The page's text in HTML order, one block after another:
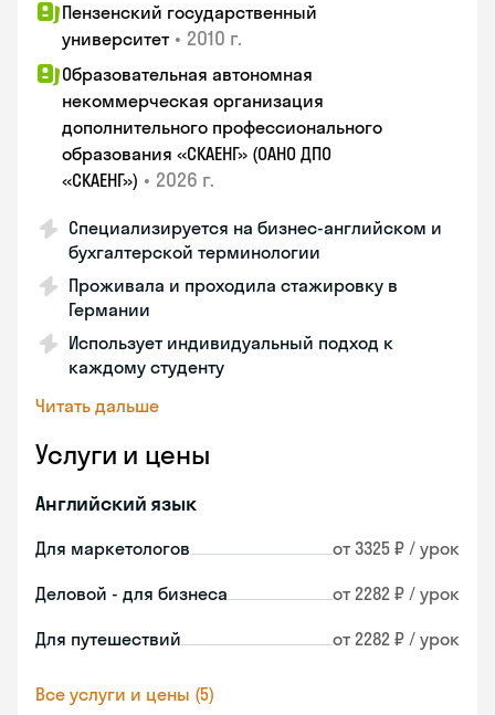
Пензенский государственный
университет • 2010 г.
Образовательная автономная
некоммерческая организация
дополнительного профессионального
образования «СКАЕНГ» (ОАНО ДПО
«СКАЕНГ») • 2026 г.
Специализируется на бизнес-английском и
бухгалтерской терминологии
Проживала и проходила стажировку в
Германии
Использует индивидуальный подход к
каждому студенту
Читать дальше
Услуги и цены
Английский язык
Для маркетологов от 3325 ₽ / урок
Деловой - для бизнеса от 2282 ₽ / урок
Для путешествий от 2282 ₽ / урок
Все услуги и цены (5)